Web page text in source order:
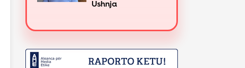
Ushnja